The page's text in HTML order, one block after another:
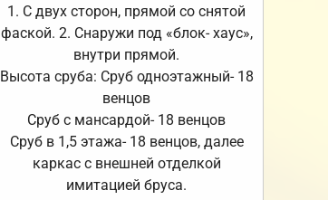
1. С двух сторон, прямой со снятой
фаской. 2. Снаружи под «блок- хаус»,
внутри прямой.
Высота сруба: Сруб одноэтажный- 18
венцов
Сруб с мансардой- 18 венцов
Сруб в 1,5 этажа- 18 венцов, далее
каркас с внешней отделкой
имитацией бруса.